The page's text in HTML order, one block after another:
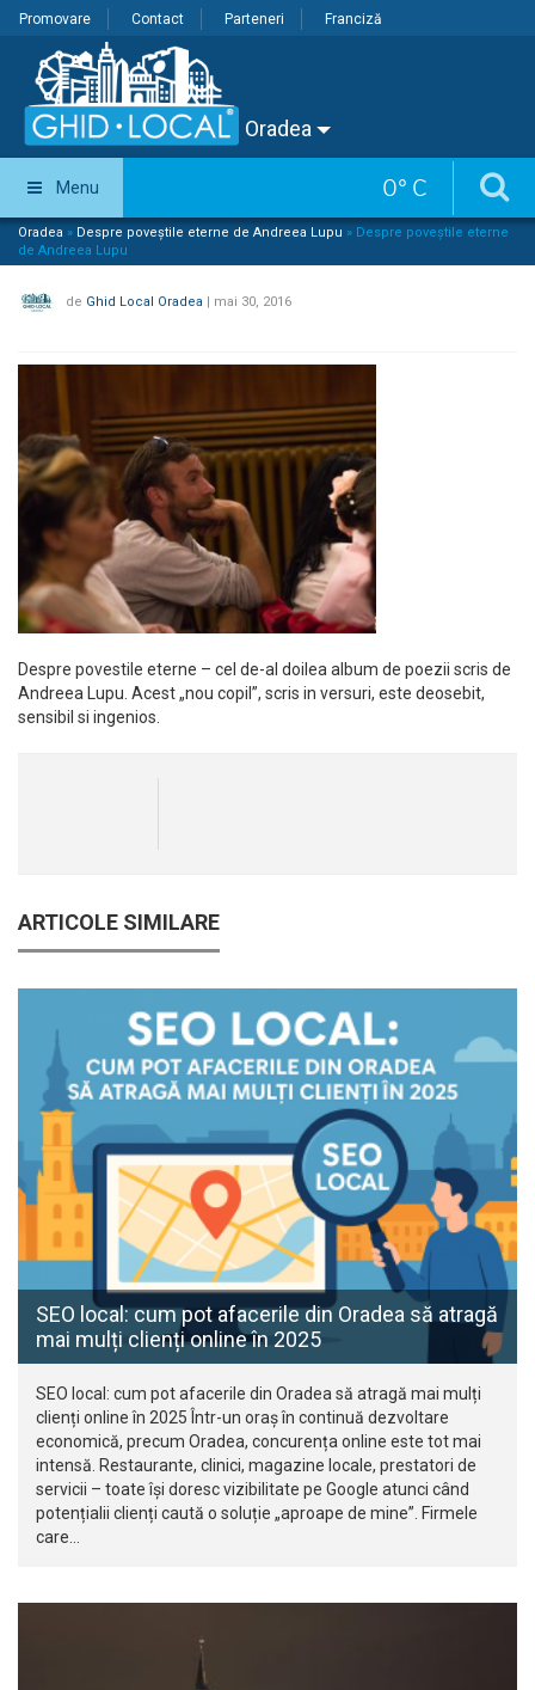
Promovare Contact Parteneri Franciză
Oradea
0° C
Menu
Oradea » Despre poveștile eterne de Andreea Lupu » Despre poveștile eterne
de Andreea Lupu
de Ghid Local Oradea | mai 30, 2016
Despre povestile eterne – cel de-al doilea album de poezii scris de
Andreea Lupu. Acest „nou copil”, scris in versuri, este deosebit,
sensibil si ingenios.
ARTICOLE SIMILARE
SEO local: cum pot afacerile din Oradea să atragă
mai mulți clienți online în 2025
SEO local: cum pot afacerile din Oradea să atragă mai mulți
clienți online în 2025 Într-un oraș în continuă dezvoltare
economică, precum Oradea, concurența online este tot mai
intensă. Restaurante, clinici, magazine locale, prestatori de
servicii – toate își doresc vizibilitate pe Google atunci când
potențialii clienți caută o soluție „aproape de mine”. Firmele
care…